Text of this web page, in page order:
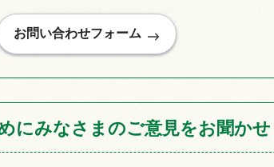
にみなさまのご意見をお聞か